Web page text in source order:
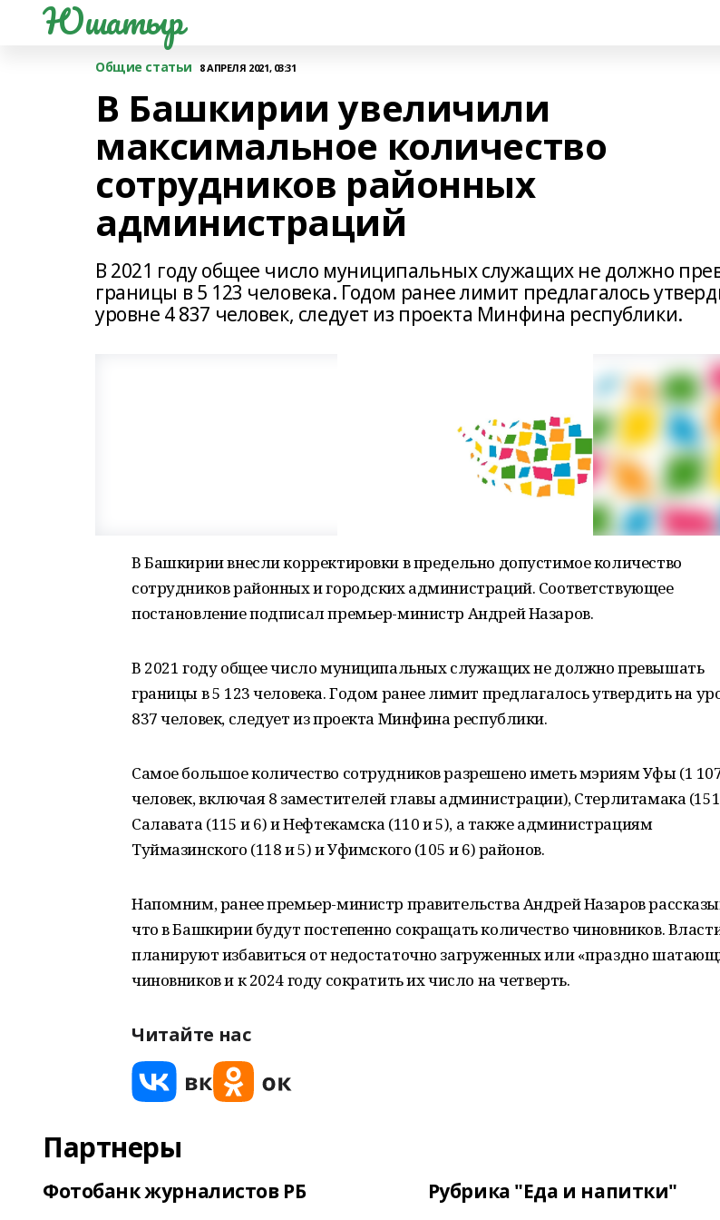
Юшатыр
Общие статьи 8 АПРЕЛЯ 2021, 03:31
В Башкирии увеличили
максимальное количество
сотрудников районных
администраций
В 2021 году общее число муниципальных служащих не должно
границы в 5 123 человека. Годом ранее лимит предлагалось
уровне 4 837 человек, следует из проекта Минфина республики.
В Башкирии внесли корректировки в предельно допустимое количество
сотрудников районных и городских администраций. Соответствующее
постановление подписал премьер-министр Андрей Назаров.
В 2021 году общее число муниципальных служащих не должно превышать
границы в 5 123 человека. Годом ранее лимит предлагалось утвердить на
837 человек, следует из проекта Минфина республики.
Самое большое количество сотрудников разрешено иметь мэриям Уфы (1
человек, включая 8 заместителей главы администрации), Стерлитамака
Салавата (115 и 6) и Нефтекамска (110 и 5), а также администрациям
Туймазинского (118 и 5) и Уфимского (105 и 6) районов.
Напомним, ранее премьер-министр правительства Андрей Назаров
что в Башкирии будут постепенно сокращать количество чиновников.
планируют избавиться от недостаточно загруженных или «праздно
чиновников и к 2024 году сократить их число на четверть.
Читайте нас
Партнеры
Фотобанк журналистов РБ Рубрика "Еда и напитки"